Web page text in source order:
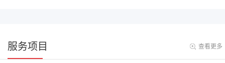
服务项目 查看更多